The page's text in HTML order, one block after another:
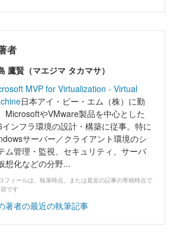
者
鷹賢（マエジマ タカマサ）
MVP for Virtualization - Virtual
日本アイ・ビー・エム（株）に勤
MicrosoftやVMware製品を中心とした
ンフラ環境の設計・構築に従事。特に
サーバー／クライアント環境のシ
ム管理・監視、セキュリティ、サーバ
想化などの分野...
フィールは、執筆時点、または直近の記事の寄稿時点で
です
著者の最近の執筆記事